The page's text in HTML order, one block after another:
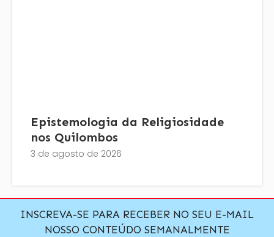
Epistemologia da Religiosidade
nos Quilombos
3 de agosto de 2026
INSCREVA-SE PARA RECEBER NO SEU E-MAIL
NOSSO CONTEÚDO SEMANALMENTE